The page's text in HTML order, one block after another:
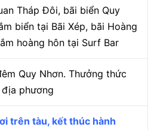
Tháp Đôi, bãi biển Quy
biển tại Bãi Xép, bãi Hoàng
hoàng hôn tại Surf Bar
Quy Nhơn. Thưởng thức
phương
trên tàu, kết thúc hành